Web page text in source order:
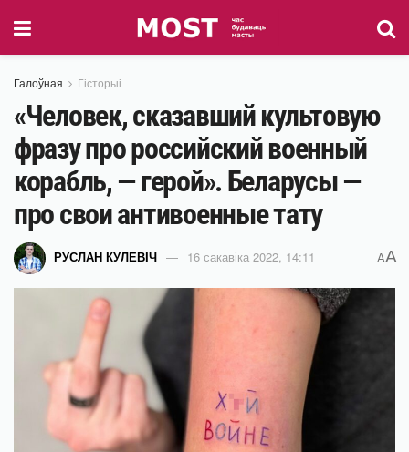
Галоўная Гісторыі
«Человек, сказавший культовую
фразу про российский военный
корабль, — герой». Беларусы —
про свои антивоенные тату
РУСЛАН КУЛЕВІЧ 16 сакавіка 2022, 14:11 AA